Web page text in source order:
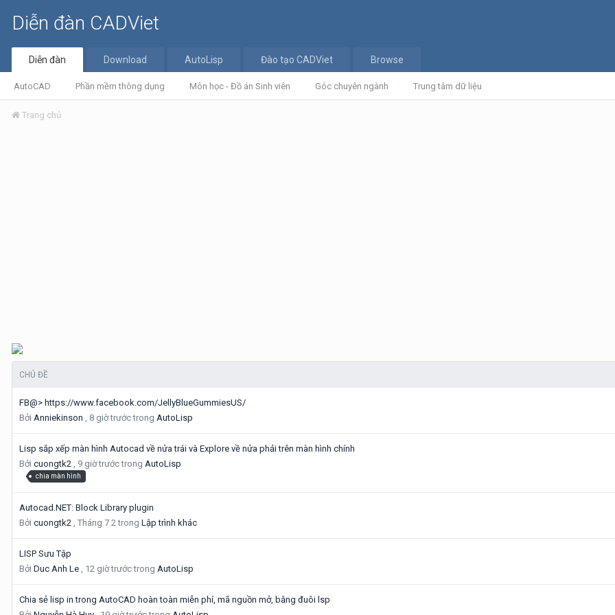
Diễn đàn CADViet
Diễn đàn
AutoCAD Phần mềm thông dụng Môn học - Đồ án Sinh viên Góc chuyên ngành Trung tâm dữ liệu
Download AutoLisp Đào tạo CADViet Browse
Trang chủ
CHỦ ĐỀ
FB@> https://www.facebook.com/JellyBlueGummiesUS/
Bởi Anniekinson , 8 giờ trướctrong AutoLisp
Lisp sắp xếp màn hình Autocad về nửa trái và Explore về nửa phải trên màn hình chính
Bởi cuongtk2 , 9 giờ trướctrong AutoLisp
chia màn hình
Autocad.NET: Block Library plugin
Bởi cuongtk2 , Tháng 7 2trong Lập trình khác
LISP Sưu Tập
Bởi Duc Anh Le , 12 giờ trướctrong AutoLisp
Chia sẻ lisp in trong AutoCAD hoàn toàn miễn phí, mã nguồn mở, bằng đuôi lsp